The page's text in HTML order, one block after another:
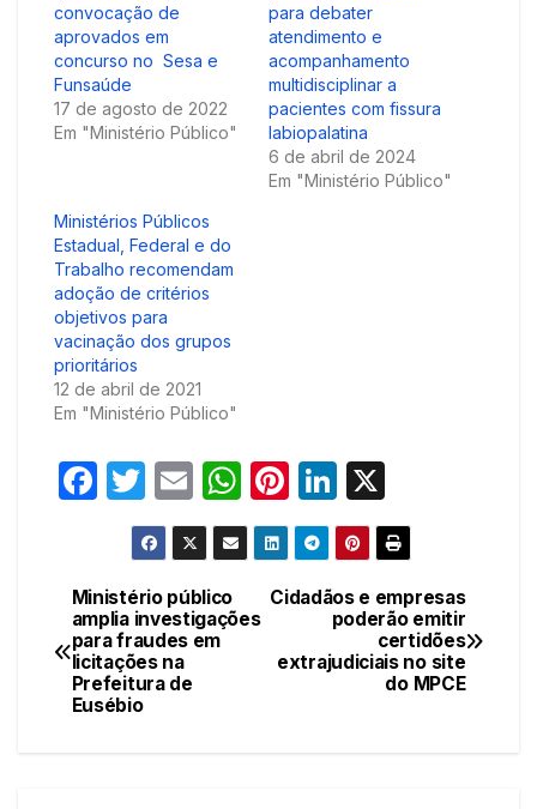
convocação de
aprovados em
concurso no Sesa e
Funsaúde
17 de agosto de 2022
Em "Ministério Público"
para debater
atendimento e
acompanhamento
multidisciplinar a
pacientes com fissura
labiopalatina
6 de abril de 2024
Em "Ministério Público"
Ministérios Públicos
Estadual, Federal e do
Trabalho recomendam
adoção de critérios
objetivos para
vacinação dos grupos
prioritários
12 de abril de 2021
Em "Ministério Público"
F
e
b
o
o
T
w
itt
er
E
m
ail
W
h
at
A
Pi
nt
er
e
Li
n
k
e
dI
n
Navegação
de
Post
Cidadãos e empresas
poderão emitir
certidões
extrajudiciais no site
do MPCE
Ministério público
amplia investigações
para fraudes em
licitações na
Prefeitura de
Eusébio